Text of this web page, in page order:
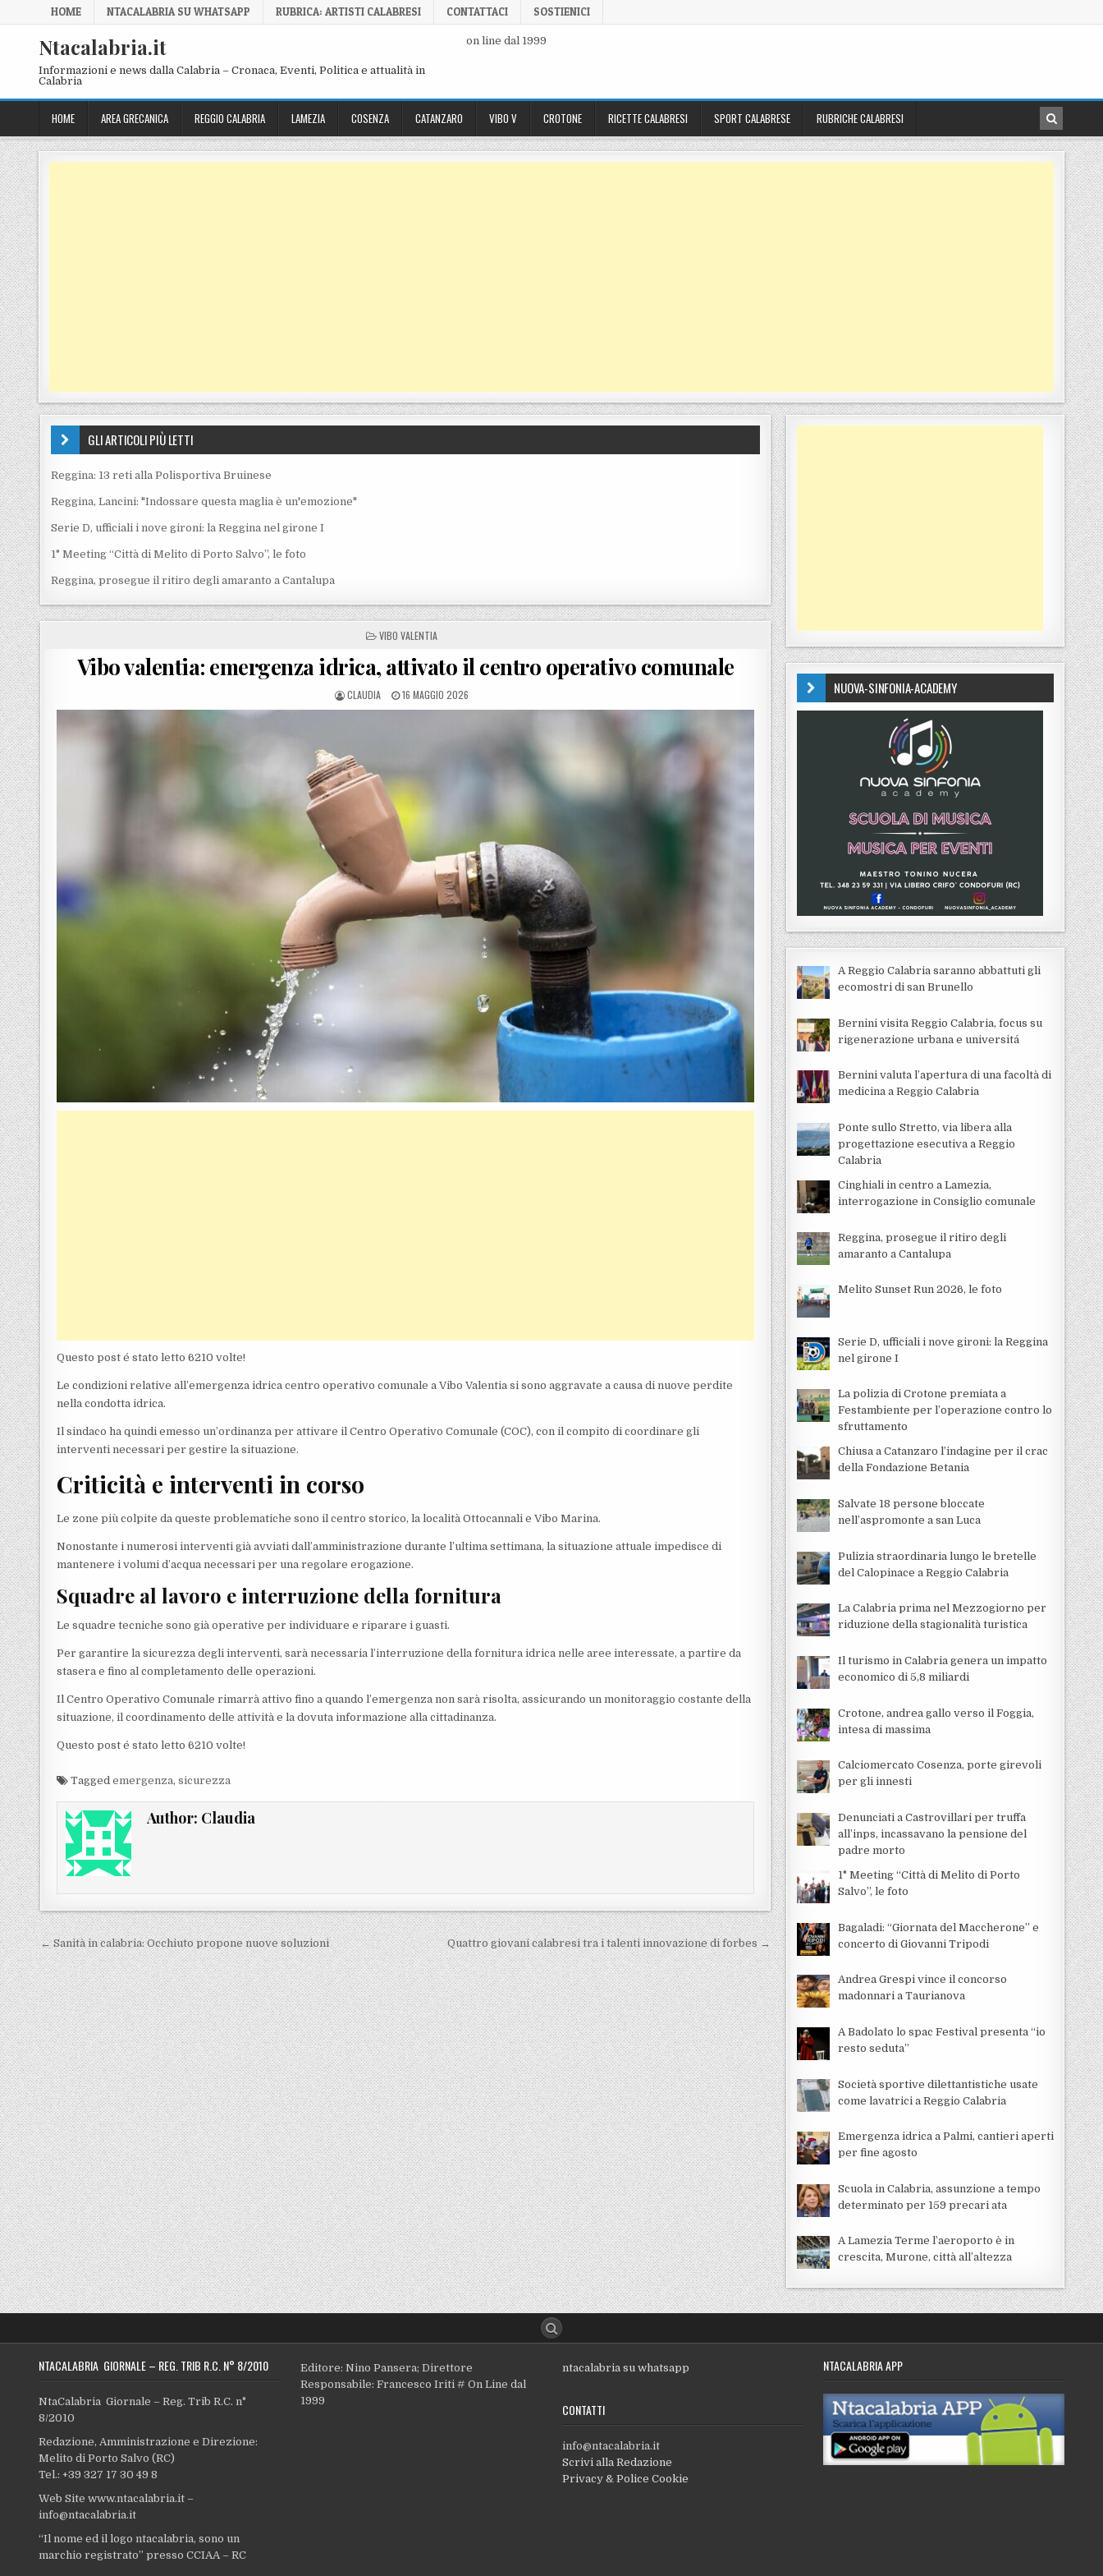
Skip to content
HOME NTACALABRIA SU WHATSAPP RUBRICA: ARTISTI CALABRESI CONTATTACI SOSTIENICI
Ntacalabria.it
Informazioni e news dalla Calabria – Cronaca, Eventi, Politica e attualità in
Calabria
on line dal 1999
HOME AREA GRECANICA REGGIO CALABRIA LAMEZIA COSENZA CATANZARO VIBO V CROTONE RICETTE CALABRESI SPORT CALABRESE RUBRICHE CALABRESI
GLI ARTICOLI PIÙ LETTI
Reggina: 13 reti alla Polisportiva Bruinese
Reggina, Lancini: "Indossare questa maglia è un'emozione"
Serie D, ufficiali i nove gironi: la Reggina nel girone I
1° Meeting “Città di Melito di Porto Salvo”, le foto
Reggina, prosegue il ritiro degli amaranto a Cantalupa
POSTED IN
VIBO VALENTIA
Vibo valentia: emergenza idrica, attivato il centro operativo comunale
POSTED BY
CLAUDIA POSTED ON
16 MAGGIO 2026
Questo post é stato letto 6210 volte!
Le condizioni relative all’emergenza idrica centro operativo comunale a Vibo Valentia si sono aggravate a causa di nuove perdite
nella condotta idrica.
Il sindaco ha quindi emesso un’ordinanza per attivare il Centro Operativo Comunale (COC), con il compito di coordinare gli
interventi necessari per gestire la situazione.
Criticità e interventi in corso
Le zone più colpite da queste problematiche sono il centro storico, la località Ottocannali e Vibo Marina.
Nonostante i numerosi interventi già avviati dall’amministrazione durante l’ultima settimana, la situazione attuale impedisce di
mantenere i volumi d’acqua necessari per una regolare erogazione.
Squadre al lavoro e interruzione della fornitura
Le squadre tecniche sono già operative per individuare e riparare i guasti.
Per garantire la sicurezza degli interventi, sarà necessaria l’interruzione della fornitura idrica nelle aree interessate, a partire da
stasera e fino al completamento delle operazioni.
Il Centro Operativo Comunale rimarrà attivo fino a quando l’emergenza non sarà risolta, assicurando un monitoraggio costante della
situazione, il coordinamento delle attività e la dovuta informazione alla cittadinanza.
Questo post é stato letto 6210 volte!
Taggedemergenza,sicurezza
Author: Claudia
Navigazione articoli
← Sanità in calabria: Occhiuto propone nuove soluzioni Quattro giovani calabresi tra i talenti innovazione di forbes →
NUOVA-SINFONIA-ACADEMY
A Reggio Calabria saranno abbattuti gli
ecomostri di san Brunello
Bernini visita Reggio Calabria, focus su
rigenerazione urbana e universitá
Bernini valuta l’apertura di una facoltà di
medicina a Reggio Calabria
Ponte sullo Stretto, via libera alla
progettazione esecutiva a Reggio
Calabria
Cinghiali in centro a Lamezia,
interrogazione in Consiglio comunale
Reggina, prosegue il ritiro degli
amaranto a Cantalupa
Melito Sunset Run 2026, le foto
Serie D, ufficiali i nove gironi: la Reggina
nel girone I
La polizia di Crotone premiata a
Festambiente per l’operazione contro lo
sfruttamento
Chiusa a Catanzaro l’indagine per il crac
della Fondazione Betania
Salvate 18 persone bloccate
nell’aspromonte a san Luca
Pulizia straordinaria lungo le bretelle
del Calopinace a Reggio Calabria
La Calabria prima nel Mezzogiorno per
riduzione della stagionalità turistica
Il turismo in Calabria genera un impatto
economico di 5,8 miliardi
Crotone, andrea gallo verso il Foggia,
intesa di massima
Calciomercato Cosenza, porte girevoli
per gli innesti
Denunciati a Castrovillari per truffa
all’inps, incassavano la pensione del
padre morto
1° Meeting “Città di Melito di Porto
Salvo”, le foto
Bagaladi: “Giornata del Maccherone” e
concerto di Giovanni Tripodi
Andrea Grespi vince il concorso
madonnari a Taurianova
A Badolato lo spac Festival presenta “io
resto seduta”
Società sportive dilettantistiche usate
come lavatrici a Reggio Calabria
Emergenza idrica a Palmi, cantieri aperti
per fine agosto
Scuola in Calabria, assunzione a tempo
determinato per 159 precari ata
A Lamezia Terme l’aeroporto è in
crescita, Murone, città all’altezza
NTACALABRIA GIORNALE – REG. TRIB R.C. N° 8/2010
NtaCalabria Giornale – Reg. Trib R.C. n°
8/2010
Redazione, Amministrazione e Direzione:
Melito di Porto Salvo (RC)
Tel.: +39 327 17 30 49 8
Web Site www.ntacalabria.it –
info@ntacalabria.it
“Il nome ed il logo ntacalabria, sono un
marchio registrato” presso CCIAA – RC
Editore: Nino Pansera; Direttore
Responsabile: Francesco Iriti # On Line dal
1999
ntacalabria su whatsapp
CONTATTI
info@ntacalabria.it
Scrivi alla Redazione
Privacy & Police Cookie
NTACALABRIA APP